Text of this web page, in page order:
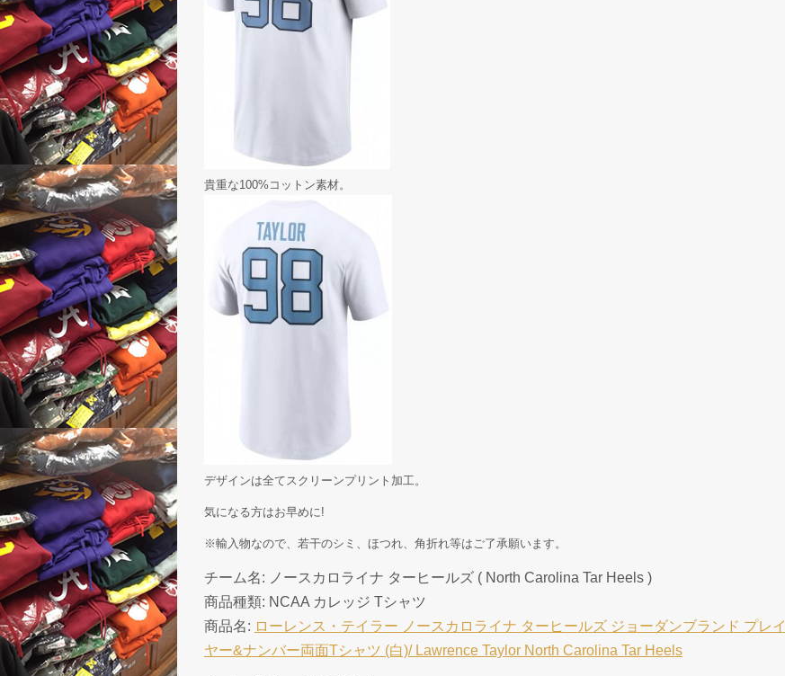
貴重な100%コットン素材。
デザインは全てスクリーンプリント加工。
気になる方はお早めに!
※輸入物なので、若干のシミ、ほつれ、角折れ等はご了承願います。
チーム名: ノースカロライナ ターヒールズ ( North Carolina Tar Heels )
商品種類: NCAA カレッジ Tシャツ
商品名: ローレンス・テイラー ノースカロライナ ターヒールズ ジョーダンブランド プレイ
ヤー&ナンバー両面Tシャツ (白)/ Lawrence Taylor North Carolina Tar Heels